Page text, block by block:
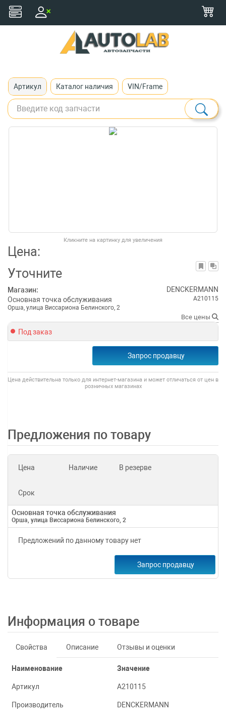
Артикул Каталог наличия VIN/Frame
Кликните на картинку для увеличения
Цена:
Уточните
Магазин:
Основная точка обслуживания
Орша, улица Виссариона Белинского, 2
DENCKERMANN
A210115
Все цены
Под заказ
Запрос продавцу
Цена действительна только для интернет-магазина и может отличаться от цен в
розничных магазинах
Предложения по товару
Цена Наличие В резерве
Срок
Основная точка обслуживания
Орша, улица Виссариона Белинского, 2
Предложений по данному товару нет
Запрос продавцу
Информация о товаре
Свойства Описание Отзывы и оценки
Наименование Значение
Артикул A210115
Производитель DENCKERMANN